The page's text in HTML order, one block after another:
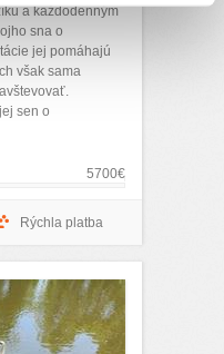
a každodenným
sna o
jej pomáhajú
však sama
sen o
5700€
Rýchla platba